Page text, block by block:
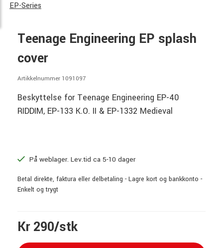
EP-Series
Teenage Engineering EP splash
cover
Artikkelnummer 1091097
Beskyttelse for Teenage Engineering EP-40
RIDDIM, EP-133 K.O. II & EP-1332 Medieval
På weblager. Lev.tid ca 5-10 dager
Betal direkte, faktura eller delbetaling - Lagre kort og bankkonto -
Enkelt og trygt
Kr 290/stk